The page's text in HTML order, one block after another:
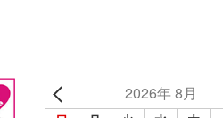
2026年 8月